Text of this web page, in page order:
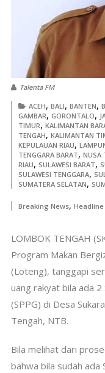
Talenta FM
ACEH, BALI, BANTEN,
GAMBAR, GORONTALO,
TIMUR, KALIMANTAN
TENGAH, KALIMANTAN
KEPULAUAN RIAU,
TENGGARA BARAT, NUSA
RIAU, SULAWESI BARAT,
SULAWESI TENGGARA,
SUMATERA SELATAN,
Breaking News, Headline
LOMBOK TENGAH
Program Makan
(Loteng), tanggapi
uang rakyat bila ada 2
(SPPG) di Desa
Tengah, NTB.
Bila melihat dari
bahwa bila sudah ada